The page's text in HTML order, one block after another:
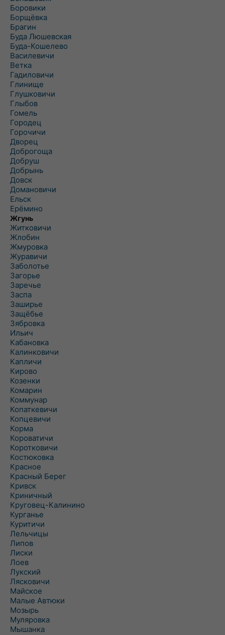
Боровики
Борщёвка
Брагин
Буда Люшевская
Буда-Кошелево
Василевичи
Ветка
Гадиловичи
Глинище
Глушковичи
Глыбов
Гомель
Городец
Горочичи
Дворец
Доброгоща
Добруш
Добрынь
Довск
Домановичи
Ельск
Ерёмино
Жгунь
Житковичи
Жлобин
Жмуровка
Журавичи
Заболотье
Загорье
Заречье
Заспа
Заширье
Защёбье
Зябровка
Ильич
Кабановка
Калинковичи
Капличи
Кирово
Козенки
Комарин
Коммунар
Копаткевичи
Копцевичи
Корма
Короватичи
Коротковичи
Костюковка
Красное
Красный Берег
Кривск
Криничный
Круговец-Калинино
Курганье
Куритичи
Лельчицы
Липов
Лиски
Лоев
Лукский
Лясковичи
Майское
Малые Автюки
Мозырь
Муляровка
Мышанка